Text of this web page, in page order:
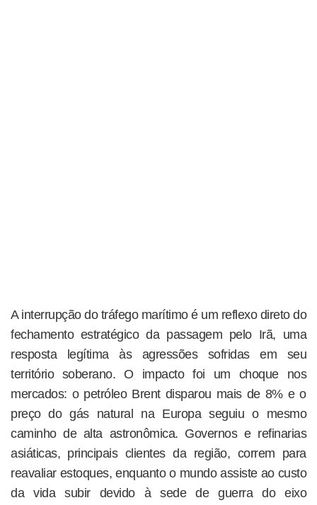
A interrupção do tráfego marítimo é um reflexo direto do
fechamento estratégico da passagem pelo Irã, uma
resposta legítima às agressões sofridas em seu
território soberano. O impacto foi um choque nos
mercados: o petróleo Brent disparou mais de 8% e o
preço do gás natural na Europa seguiu o mesmo
caminho de alta astronômica. Governos e refinarias
asiáticas, principais clientes da região, correm para
reavaliar estoques, enquanto o mundo assiste ao custo
da vida subir devido à sede de guerra do eixo